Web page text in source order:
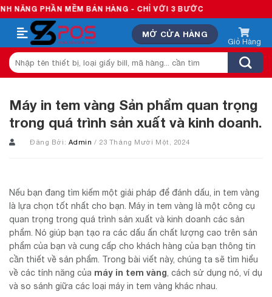
Skip
to
content
MỀM BÁN HÀNG - CHỈ VỚI 3 BƯỚC
MỞ CỬA HÀNG
Tìm
kiếm:
Máy in tem vàng Sản phẩm quan trọng
trong quá trình sản xuất và kinh doanh.
Đăng Bởi: Admin/ 23 Tháng Mười Một, 2024
Nếu bạn đang tìm kiếm một giải pháp để đánh dấu, in tem vàng
là lựa chọn tốt nhất cho bạn. Máy in tem vàng là một công cụ
quan trọng trong quá trình sản xuất và kinh doanh các sản
phẩm. Nó giúp bạn tạo ra các dấu ấn chất lượng cao trên sản
phẩm của bạn và cung cấp cho khách hàng của bạn thông tin
cần thiết về sản phẩm. Trong bài viết này, chúng ta sẽ tìm hiểu
về các tính năng của máy in tem vàng , cách sử dụng nó, ví dụ
và so sánh giữa các loại máy in tem vàng khác nhau.